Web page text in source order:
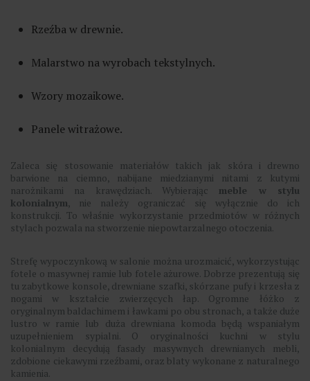
Rzeźba w drewnie.
Malarstwo na wyrobach tekstylnych.
Wzory mozaikowe.
Panele witrażowe.
Zaleca się stosowanie materiałów takich jak skóra i drewno
barwione na ciemno, nabijane miedzianymi nitami z kutymi
narożnikami na krawędziach. Wybierając meble w stylu
kolonialnym, nie należy ograniczać się wyłącznie do ich
konstrukcji. To właśnie wykorzystanie przedmiotów w różnych
stylach pozwala na stworzenie niepowtarzalnego otoczenia.
Strefę wypoczynkową w salonie można urozmaicić, wykorzystując
fotele o masywnej ramie lub fotele ażurowe. Dobrze prezentują się
tu zabytkowe konsole, drewniane szafki, skórzane pufy i krzesła z
nogami w kształcie zwierzęcych łap. Ogromne łóżko z
oryginalnym baldachimem i ławkami po obu stronach, a także duże
lustro w ramie lub duża drewniana komoda będą wspaniałym
uzupełnieniem sypialni. O oryginalności kuchni w stylu
kolonialnym decydują fasady masywnych drewnianych mebli,
zdobione ciekawymi rzeźbami, oraz blaty wykonane z naturalnego
kamienia.